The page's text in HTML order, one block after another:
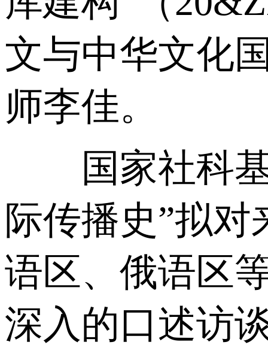
文与中华文化
师李佳。
国家社科基
际传播史”拟
语区、俄语区
深入的口述访